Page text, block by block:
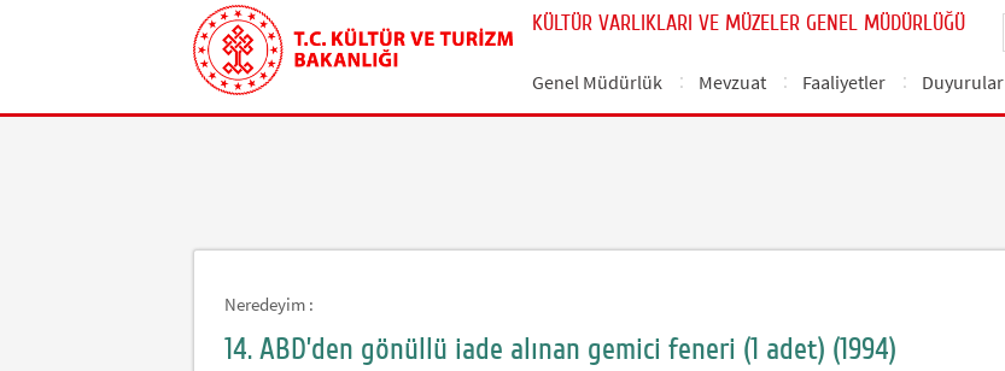
KÜLTÜR VARLIKLARI VE MÜZELER GENEL MÜDÜRLÜĞÜ
Genel Müdürlük Mevzuat Faaliyetler Duyurular
Neredeyim :
14. ABD’den gönüllü iade alınan gemici feneri (1 adet) (1994)